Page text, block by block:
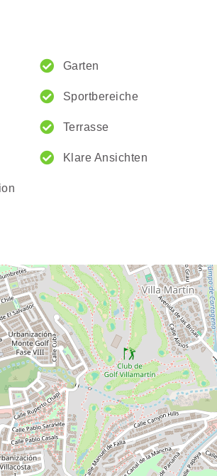
Garten
Sportbereiche
Terrasse
Klare Ansichten